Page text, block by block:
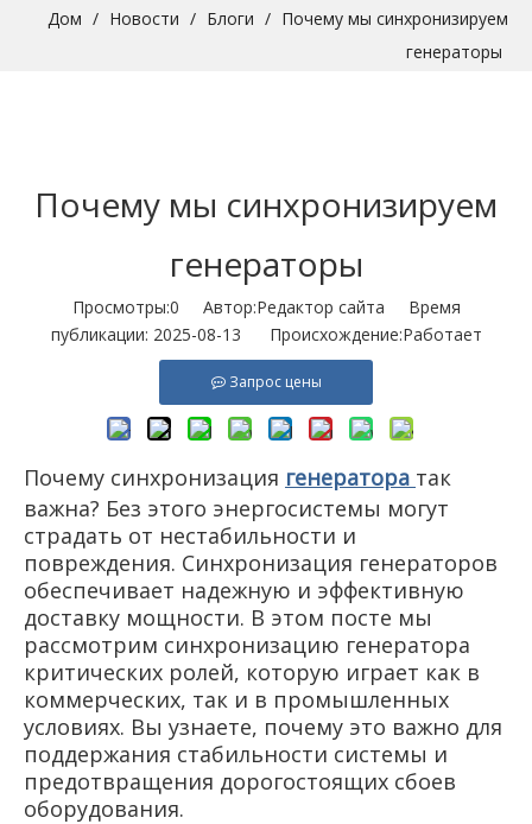
Дом / Новости / Блоги / Почему мы синхронизируем
генераторы
Почему мы синхронизируем
генераторы
Просмотры:0 Автор:Pедактор сайта Время
публикации: 2025-08-13 Происхождение:Работает
Запрос цены
Почему синхронизация генератора так
важна? Без этого энергосистемы могут
страдать от нестабильности и
повреждения. Синхронизация генераторов
обеспечивает надежную и эффективную
доставку мощности. В этом посте мы
рассмотрим синхронизацию генератора
критических ролей, которую играет как в
коммерческих, так и в промышленных
условиях. Вы узнаете, почему это важно для
поддержания стабильности системы и
предотвращения дорогостоящих сбоев
оборудования.